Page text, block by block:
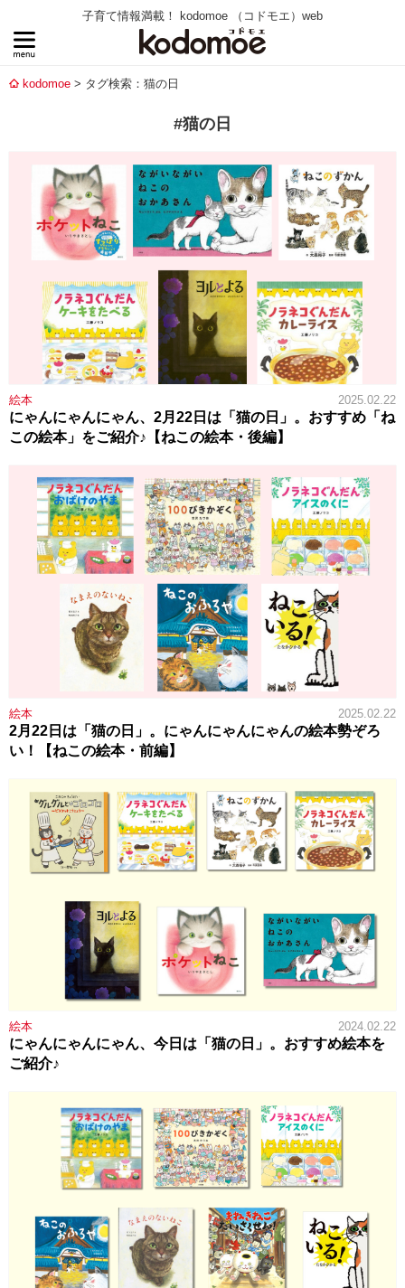
子育て情報満載！ kodomoe （コドモエ）web
kodomoe タグ検索：猫の日
#猫の日
絵本 2025.02.22
にゃんにゃんにゃん、2月22日は「猫の日」。おすすめ「ね
この絵本」をご紹介♪【ねこの絵本・後編】
絵本 2025.02.22
2月22日は「猫の日」。にゃんにゃんにゃんの絵本勢ぞろ
い！【ねこの絵本・前編】
絵本 2024.02.22
にゃんにゃんにゃん、今日は「猫の日」。おすすめ絵本を
ご紹介♪